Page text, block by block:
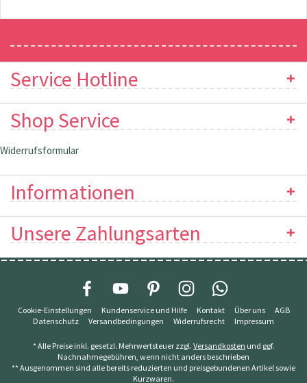
Service Hotline
Shop Service
Widerrufsformular
Informationen
Unsere Zahlungsarten
Cookie-Einstellungen Kundenservice und Hilfe Kontakt Über uns
AGB
Datenschutz
Versandbedingungen Widerrufsrecht Impressum
* Alle Preise inkl. gesetzl. Mehrwertsteuer zzgl. Versandkosten und ggf.
Nachnahmegebühren, wenn nicht anders beschrieben
** Ausgenommen sind alle bereits reduzierten und preisgebundenen Artikel sowie
Kurzwaren.